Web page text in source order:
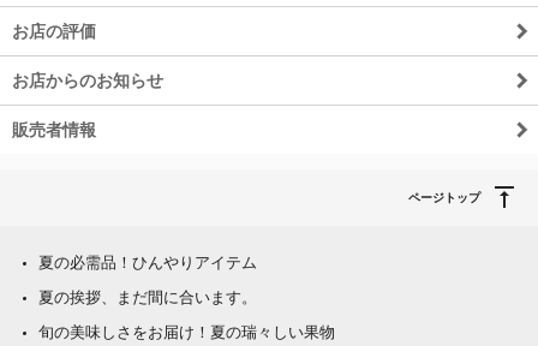
お店の評価
お店からのお知らせ
販売者情報
ページトップ
夏の必需品！ひんやりアイテム
夏の挨拶、まだ間に合います。
旬の美味しさをお届け！夏の瑞々しい果物